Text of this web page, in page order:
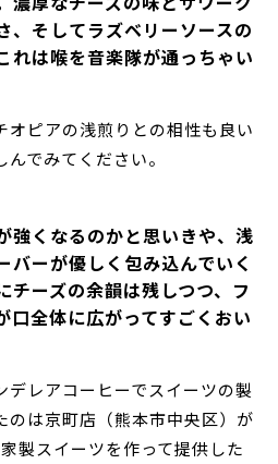
、そしてラズベリーソースの
れは喉を音楽隊が通っちゃい
オピアの浅煎りとの相性も良い
でみてください。
強くなるのかと思いきや、浅
バーが優しく包み込んでいく
チーズの余韻は残しつつ、フ
口全体に広がってすごくおい
デレアコーヒーでスイーツの製
のは京町店（熊本市中央区）が
製スイーツを作って提供した